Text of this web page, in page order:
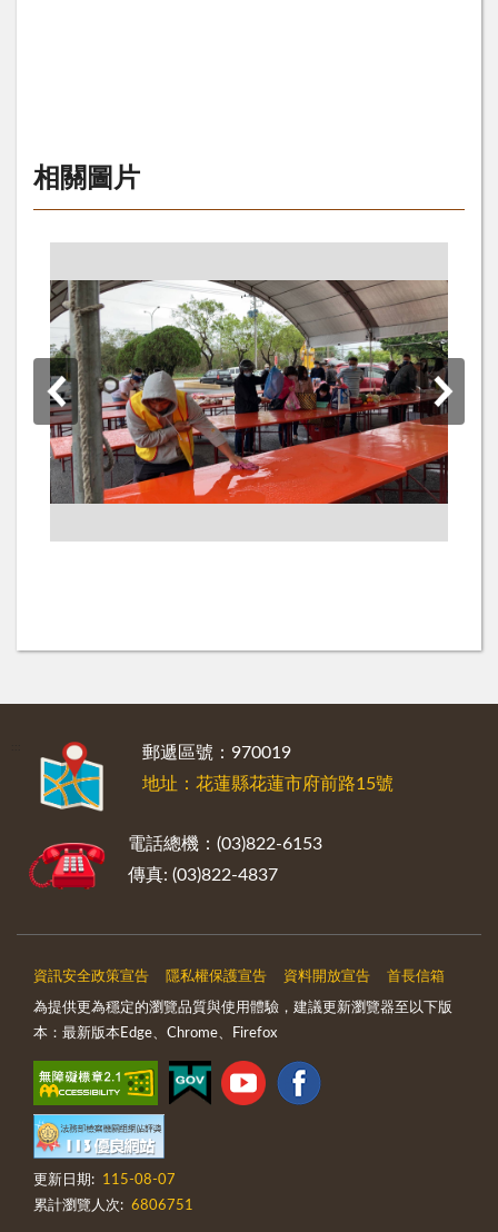
相關圖片
郵遞區號：970019
地址：花蓮縣花蓮市府前路15號
電話總機：(03)822-6153
傳真: (03)822-4837
資訊安全政策宣告 隱私權保護宣告 資料開放宣告 首長信箱
為提供更為穩定的瀏覽品質與使用體驗，建議更新瀏覽器至以下版
本：最新版本Edge、Chrome、Firefox
更新日期:
115-08-07
累計瀏覽人次: 6806751